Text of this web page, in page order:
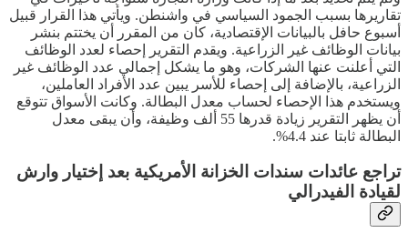
تقاريرها بسبب الجمود السياسي في واشنطن. ويأتي هذا القرار قبيل
أسبوع حافل بالبيانات الإقتصادية، كان من المقرر أن يختتم بنشر
بيانات الوظائف غير الزراعية. ويقدم التقرير إحصاء لعدد الوظائف
التي أعلنت عنها الشركات، وهو ما يشكل إجمالي عدد الوظائف غير
الزراعية، بالإضافة إلى إحصاء للأسر يبين عدد الأفراد العاملين،
ويستخدم هذا الإحصاء لحساب معدل البطالة. وكانت الأسواق تتوقع
أن يظهر التقرير زيادة قدرها 55 ألف وظيفة، وأن يبقى معدل
البطالة ثابتا عند 4.4%.
تراجع عائدات سندات الخزانة الأمريكية بعد إختيار وارش
لقيادة الفيدرالي